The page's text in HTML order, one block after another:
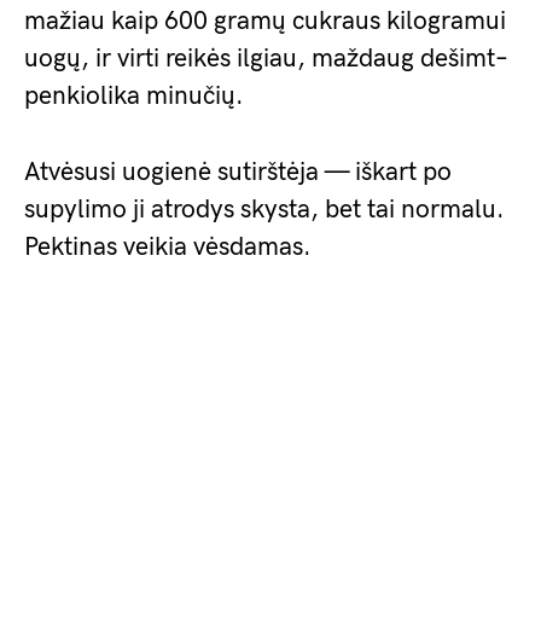
mažiau kaip 600 gramų cukraus kilogramui
uogų, ir virti reikės ilgiau, maždaug dešimt–
penkiolika minučių.
Atvėsusi uogienė sutirštėja — iškart po
supylimo ji atrodys skysta, bet tai normalu.
Pektinas veikia vėsdamas.